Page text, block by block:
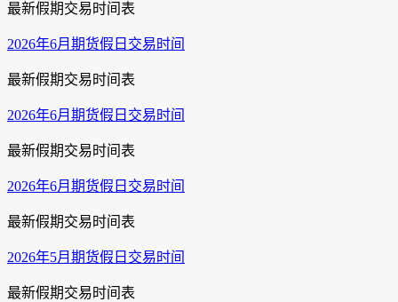
最新假期交易时间表
2026年6月期货假日交易时间
最新假期交易时间表
2026年6月期货假日交易时间
最新假期交易时间表
2026年6月期货假日交易时间
最新假期交易时间表
2026年5月期货假日交易时间
最新假期交易时间表